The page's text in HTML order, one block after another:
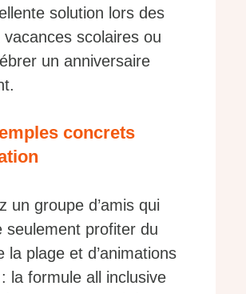
solution lors des
vacances scolaires ou
un anniversaire
concrets
un groupe d’amis qui
seulement profiter du
la plage et d’animations
la formule all inclusive